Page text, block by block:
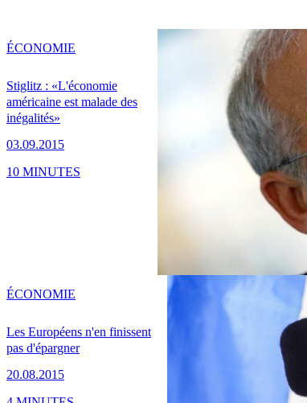
Stiglitz : «L'économie
américaine est malade des
inégalités»
03.09.2015
ÉCONOMIE
10 MINUTES
Les Européens n'en finissent
pas d'épargner
20.08.2015
ÉCONOMIE